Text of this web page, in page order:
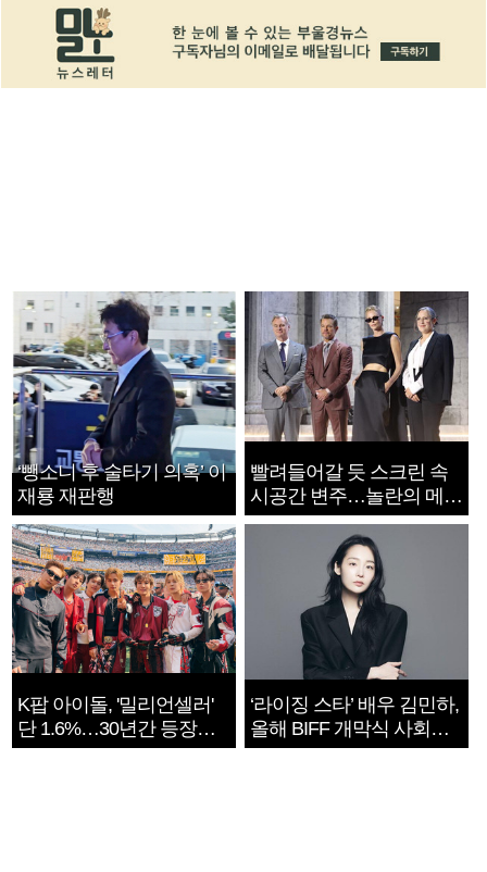
‘뺑소니 후 술타기 의혹’ 이
재룡 재판행
빨려들어갈 듯 스크린 속
시공간 변주…놀란의 메시
지는 ‘전쟁 속죄’
K팝 아이돌, '밀리언셀러'
단 1.6%…30년간 등장
1182개팀 전수조사
‘라이징 스타’ 배우 김민하,
올해 BIFF 개막식 사회자
확정